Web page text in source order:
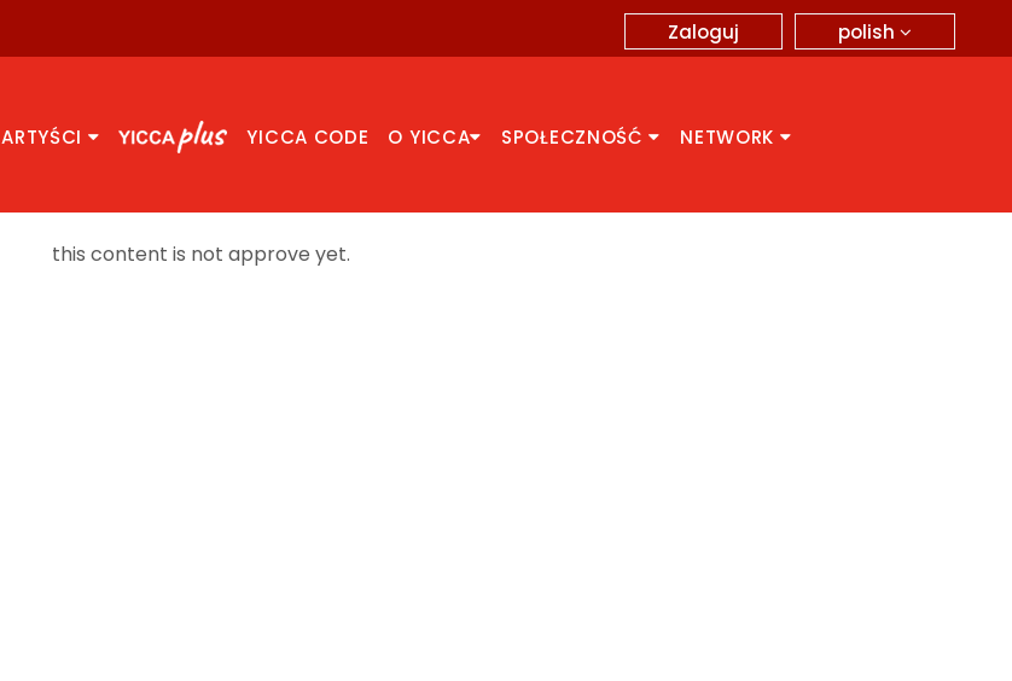
polish
Zaloguj
ARTYŚCI YICCA CODE O YICCA SPOŁECZNOŚĆ NETWORK
this content is not approve yet.